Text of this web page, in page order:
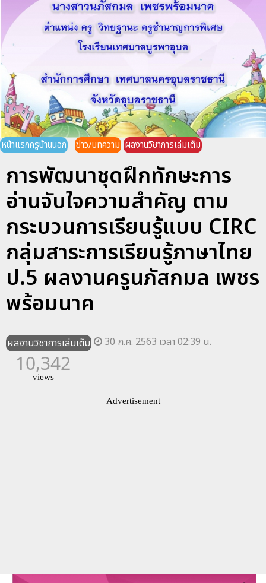
หน้าแรกครูบ้านนอก ข่าว/บทความ ผลงานวิชาการเล่มเต็ม
การพัฒนาชุดฝึกทักษะการ
อ่านจับใจความสำคัญ ตาม
กระบวนการเรียนรู้แบบ CIRC
กลุ่มสาระการเรียนรู้ภาษาไทย
ป.5 ผลงานครูนภัสกมล เพชร
พร้อมนาค
ผลงานวิชาการเล่มเต็ม 30 ก.ค. 2563 เวลา 02:39 น.
10,342
views
Advertisement